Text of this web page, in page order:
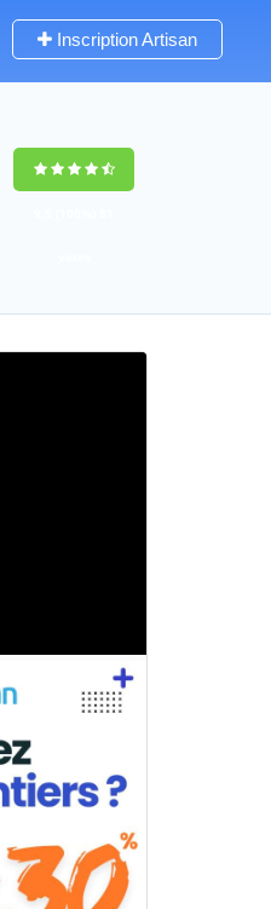
Inscription Artisan